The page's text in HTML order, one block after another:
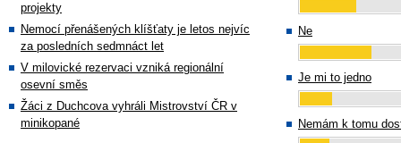
projekty
Nemocí přenášených klíšťaty je letos nejvíc
za posledních sedmnáct let
V milovické rezervaci vzniká regionální
osevní směs
Žáci z Duchcova vyhráli Mistrovství ČR v
minikopané
Ne
Je mi to jedno
Nemám k tomu